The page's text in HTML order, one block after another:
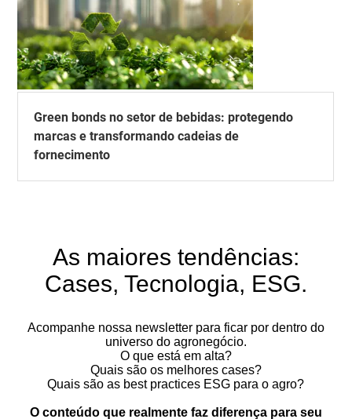
Green bonds no setor de bebidas: protegendo
marcas e transformando cadeias de
fornecimento